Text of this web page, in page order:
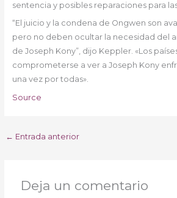
sentencia y posibles reparaciones para
“El juicio y la condena de Ongwen son
pero no deben ocultar la necesidad del
de Joseph Kony”, dijo Keppler. «Los
comprometerse a ver a Joseph Kony
una vez por todas».
Source
← Entrada anterior
Deja un comentario